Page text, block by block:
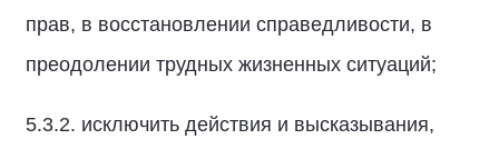
прав, в восстановлении справедливости, в
преодолении трудных жизненных ситуаций;
5.3.2. исключить действия и высказывания,